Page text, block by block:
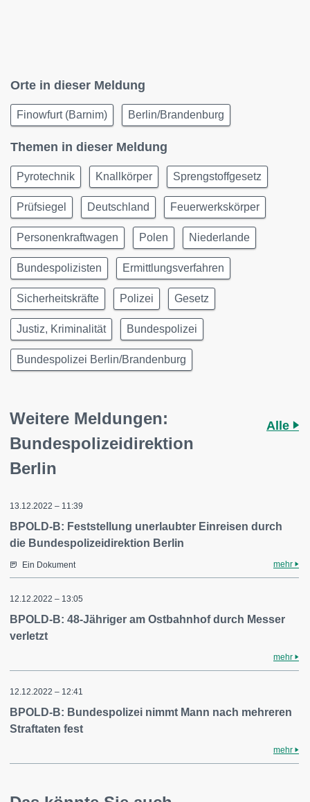
Orte in dieser Meldung
Finowfurt (Barnim) Berlin/Brandenburg
Themen in dieser Meldung
Pyrotechnik Knallkörper Sprengstoffgesetz
Prüfsiegel Deutschland Feuerwerkskörper
Personenkraftwagen Polen Niederlande
Bundespolizisten Ermittlungsverfahren
Sicherheitskräfte Polizei Gesetz
Justiz, Kriminalität Bundespolizei
Bundespolizei Berlin/Brandenburg
Weitere Meldungen:
Bundespolizeidirektion
Berlin
Alle
13.12.2022 – 11:39
BPOLD-B: Feststellung unerlaubter Einreisen durch
die Bundespolizeidirektion Berlin
Ein Dokument mehr
12.12.2022 – 13:05
BPOLD-B: 48-Jähriger am Ostbahnhof durch Messer
verletzt
mehr
12.12.2022 – 12:41
BPOLD-B: Bundespolizei nimmt Mann nach mehreren
Straftaten fest
mehr